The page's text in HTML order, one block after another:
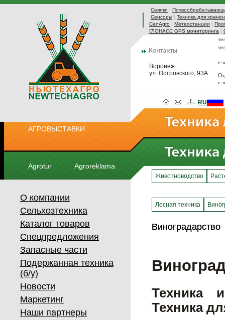
Сеялки |
Сенсоры | Техника для
CanAgro | Метеостанции |
ГЛОНАСС GPS мониторинга |
Воронеж
ул. Островского, 93А
e-
e-
АГРОВЫСТАВКИ
Agrotur Agroreklama
RU
О компании
Сельхозтехника
Каталог товаров
Спецпредложения
Запасные части
Подержанная техника
(б/у)
Новости
Маркетинг
Наши партнеры
Животноводство
Лесная техника
Виноградарство
Виноградарство
Техника
Техника